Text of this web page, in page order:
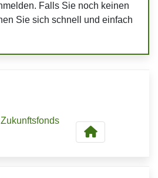
Falls Sie noch keinen
Sie sich schnell und einfach